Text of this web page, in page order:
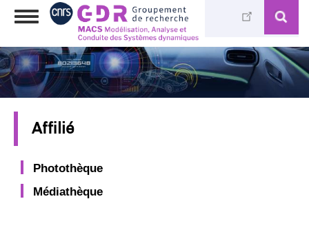
Aller
principal
Toggle
Affilié
Photothèque
Médiathèque